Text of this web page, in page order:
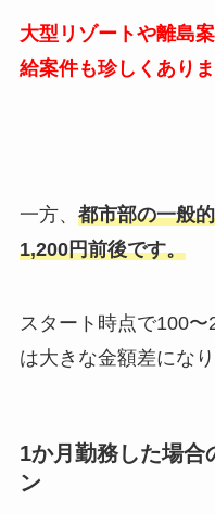
大型リゾートや離島
給案件も珍しくありま
一方、 都市部の一般
1,200円前後です。
スタート時点で100〜
は大きな金額差になり
1か月勤務した場合
ン